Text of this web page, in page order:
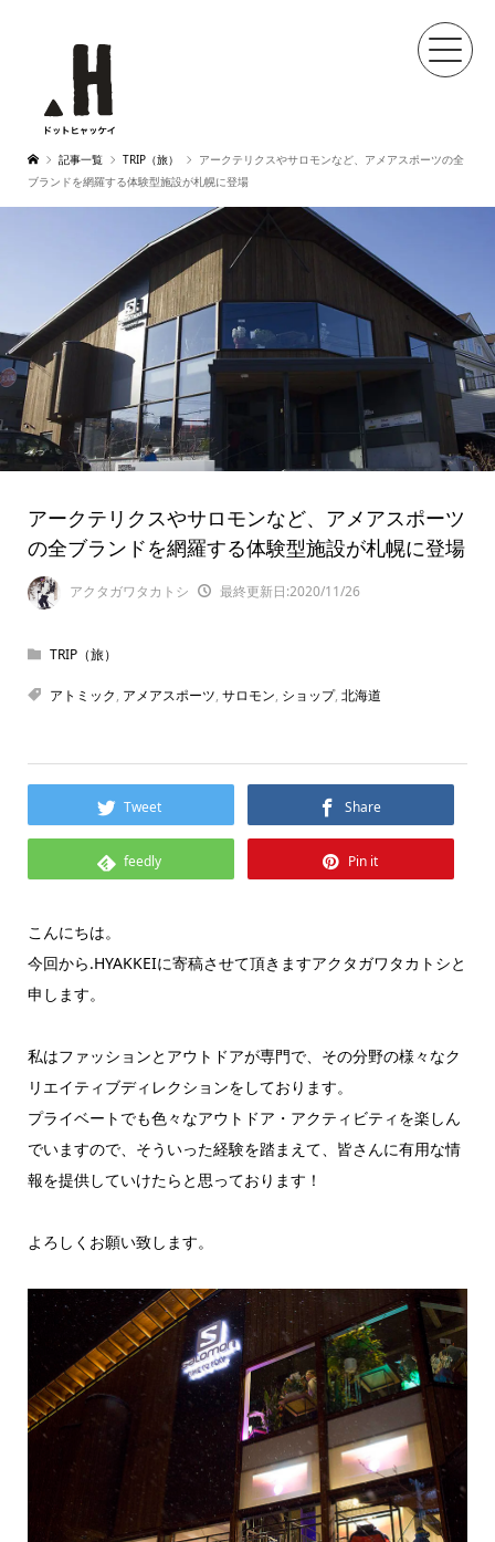
記事一覧 TRIP（旅）
アークテリクスやサロモンなど、アメアスポーツの全
ブランドを網羅する体験型施設が札幌に登場
アークテリクスやサロモンなど、アメアスポーツ
の全ブランドを網羅する体験型施設が札幌に登場
アクタガワタカトシ 最終更新日:2020/11/26
TRIP（旅）
アトミック, アメアスポーツ, サロモン, ショップ, 北海道
Tweet Share
feedly Pin it
こんにちは。
今回から.HYAKKEIに寄稿させて頂きますアクタガワタカトシと
申します。
私はファッションとアウトドアが専門で、その分野の様々なク
リエイティブディレクションをしております。
プライベートでも色々なアウトドア・アクティビティを楽しん
でいますので、そういった経験を踏まえて、皆さんに有用な情
報を提供していけたらと思っております！
よろしくお願い致します。